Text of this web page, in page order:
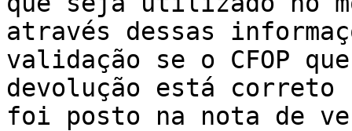
através dessas
validação se o CFOP
devolução está correto
foi posto na nota de